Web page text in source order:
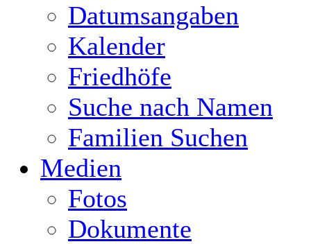
Datumsangaben
Kalender
Friedhöfe
Suche nach Namen
Familien Suchen
Medien
Fotos
Dokumente